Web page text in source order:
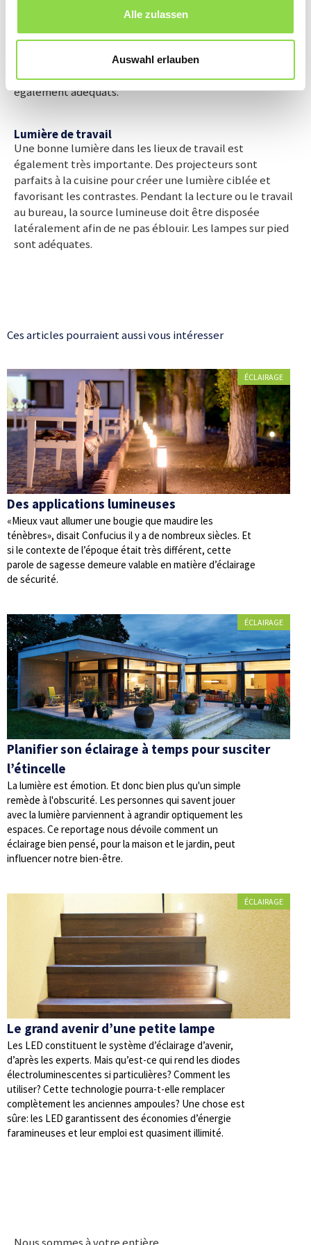
Alle zulassen
Auswahl erlauben
pourquoi on prendra soin de créer de la variété
peut ainsi mettre en valeur de manière élégante des
images, un meuble ou les pièces d’une collection. Outre
de simples projecteurs, des luminaires décoratifs sont
également adéquats.
Lumière de travail
Une bonne lumière dans les lieux de travail est
également très importante. Des projecteurs sont
parfaits à la cuisine pour créer une lumière ciblée et
favorisant les contrastes. Pendant la lecture ou le travail
au bureau, la source lumineuse doit être disposée
latéralement afin de ne pas éblouir. Les lampes sur pied
sont adéquates.
Ces articles pourraient aussi vous intéresser
ÉCLAIRAGE
Des applications lumineuses
«Mieux vaut allumer une bougie que maudire les
ténèbres», disait Confucius il y a de nombreux siècles. Et
si le contexte de l’époque était très différent, cette
parole de sagesse demeure valable en matière d’éclairage
de sécurité.
ÉCLAIRAGE
Planifier son éclairage à temps pour susciter
l’étincelle
La lumière est émotion. Et donc bien plus qu'un simple
remède à l'obscurité. Les personnes qui savent jouer
avec la lumière parviennent à agrandir optiquement les
espaces. Ce reportage nous dévoile comment un
éclairage bien pensé, pour la maison et le jardin, peut
influencer notre bien-être.
ÉCLAIRAGE
Le grand avenir d’une petite lampe
Les LED constituent le système d’éclairage d’avenir,
d’après les experts. Mais qu’est-ce qui rend les diodes
électroluminescentes si particulières? Comment les
utiliser? Cette technologie pourra-t-elle remplacer
complètement les anciennes ampoules? Une chose est
sûre: les LED garantissent des économies d’énergie
faramineuses et leur emploi est quasiment illimité.